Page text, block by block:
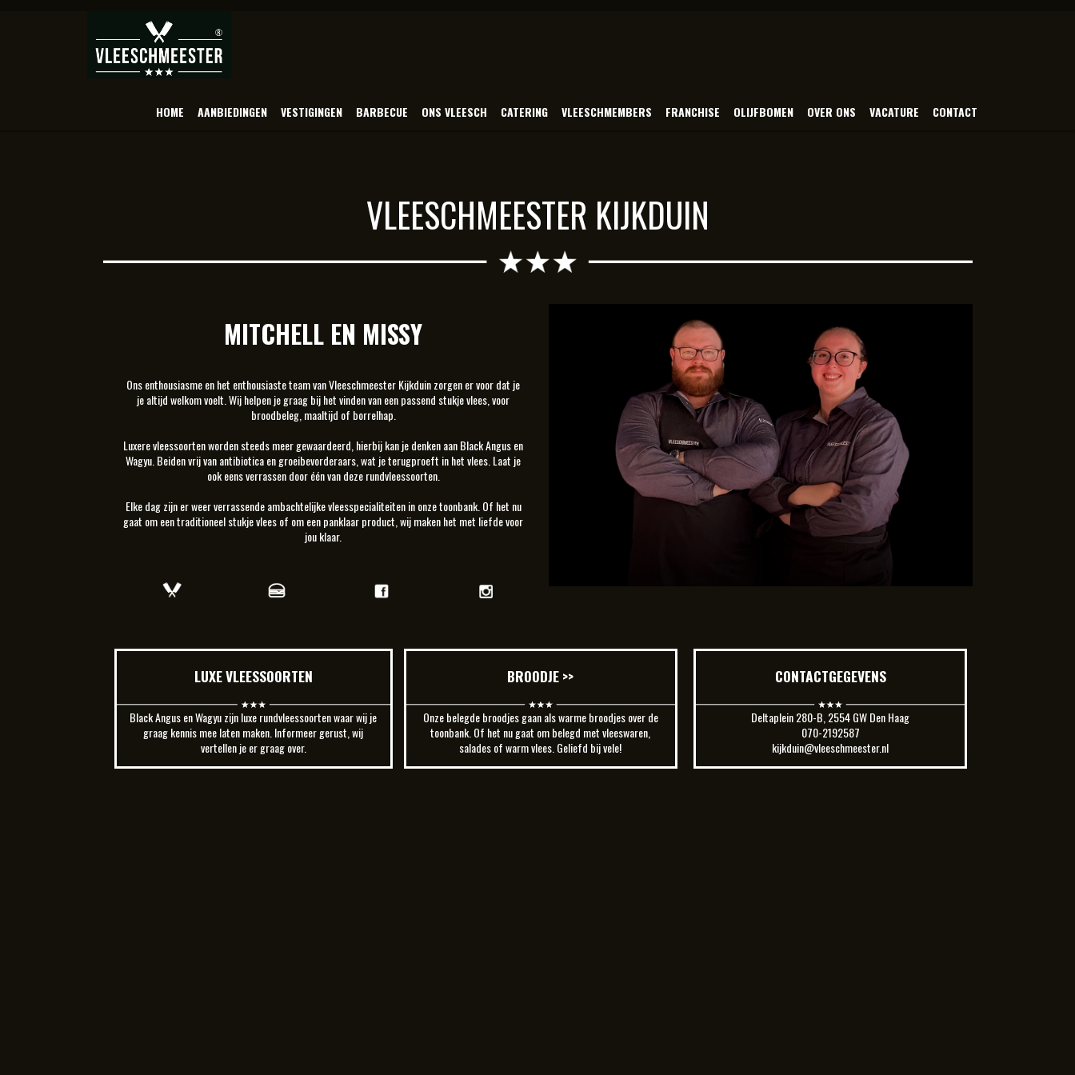
HOME AANBIEDINGEN VESTIGINGEN BARBECUE ONS VLEESCH CATERING VLEESCHMEMBERS FRANCHISE OLIJFBOMEN OVER ONS VACATURE CONTACT
VLEESCHMEESTER KIJKDUIN
MITCHELL EN MISSY
Ons enthousiasme en het enthousiaste team van Vleeschmeester Kijkduin zorgen er voor dat je
je altijd welkom voelt. Wij helpen je graag bij het vinden van een passend stukje vlees, voor
broodbeleg, maaltijd of borrelhap.
Luxere vleessoorten worden steeds meer gewaardeerd, hierbij kan je denken aan Black Angus en
Wagyu. Beiden vrij van antibiotica en groeibevorderaars, wat je terugproeft in het vlees. Laat je
ook eens verrassen door één van deze rundvleessoorten.
Elke dag zijn er weer verrassende ambachtelijke vleesspecialiteiten in onze toonbank. Of het nu
gaat om een traditioneel stukje vlees of om een panklaar product, wij maken het met liefde voor
jou klaar.
LUXE VLEESSOORTEN
Black Angus en Wagyu zijn luxe rundvleessoorten waar wij je
graag kennis mee laten maken. Informeer gerust, wij
vertellen je er graag over.
BROODJE >>
Onze belegde broodjes gaan als warme broodjes over de
toonbank. Of het nu gaat om belegd met vleeswaren,
salades of warm vlees. Geliefd bij vele!
CONTACTGEGEVENS
Deltaplein 280-B, 2554 GW Den Haag
070-2192587
kijkduin@vleeschmeester.nl